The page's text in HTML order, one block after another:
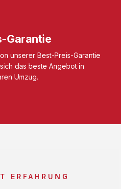
Garantie
unserer Best-Preis-Garantie
das beste Angebot in
Umzug.
ERFAHRUNG